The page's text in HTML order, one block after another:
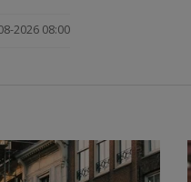
2026 08:00